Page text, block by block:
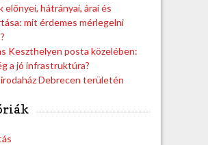
előnyei, hátrányai, árai és
mit érdemes mérlegelni
Keszthelyen posta közelében:
a jó infrastruktúra?
Debrecen területén